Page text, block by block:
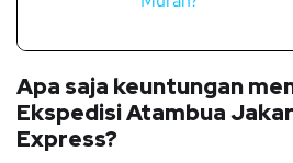
Apa saja keuntungan
Ekspedisi Atambua
Express?